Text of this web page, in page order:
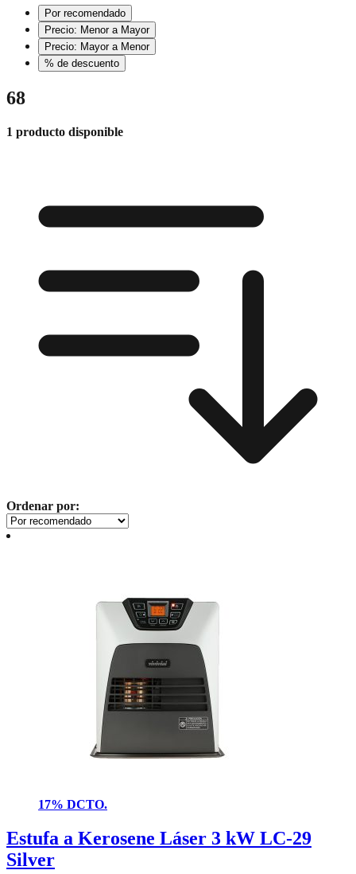
Por recomendado
Precio: Menor a Mayor
Precio: Mayor a Menor
% de descuento
68
1 producto disponible
Ordenar por:
17% DCTO.
Estufa a Kerosene Láser 3 kW LC-29
Silver